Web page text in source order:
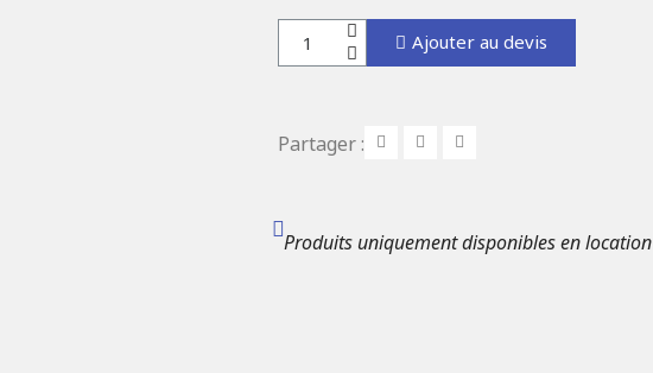
Ajouter au devis
Partager :
Produits uniquement disponibles en location